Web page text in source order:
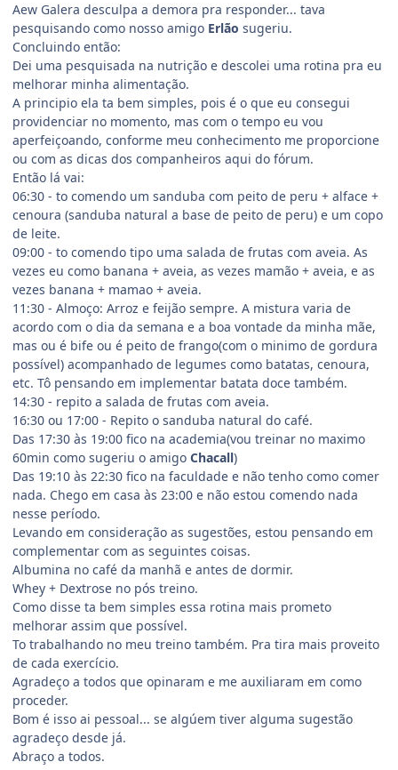
Aew Galera desculpa a demora pra responder... tava
pesquisando como nosso amigo Erlão sugeriu.
Concluindo então:
Dei uma pesquisada na nutrição e descolei uma rotina pra eu
melhorar minha alimentação.
A principio ela ta bem simples, pois é o que eu consegui
providenciar no momento, mas com o tempo eu vou
aperfeiçoando, conforme meu conhecimento me proporcione
ou com as dicas dos companheiros aqui do fórum.
Então lá vai:
06:30 - to comendo um sanduba com peito de peru + alface +
cenoura (sanduba natural a base de peito de peru) e um copo
de leite.
09:00 - to comendo tipo uma salada de frutas com aveia. As
vezes eu como banana + aveia, as vezes mamão + aveia, e as
vezes banana + mamao + aveia.
11:30 - Almoço: Arroz e feijão sempre. A mistura varia de
acordo com o dia da semana e a boa vontade da minha mãe,
mas ou é bife ou é peito de frango(com o minimo de gordura
possível) acompanhado de legumes como batatas, cenoura,
etc. Tô pensando em implementar batata doce também.
14:30 - repito a salada de frutas com aveia.
16:30 ou 17:00 - Repito o sanduba natural do café.
Das 17:30 às 19:00 fico na academia(vou treinar no maximo
60min como sugeriu o amigo Chacall)
Das 19:10 às 22:30 fico na faculdade e não tenho como comer
nada. Chego em casa às 23:00 e não estou comendo nada
nesse período.
Levando em consideração as sugestões, estou pensando em
complementar com as seguintes coisas.
Albumina no café da manhã e antes de dormir.
Whey + Dextrose no pós treino.
Como disse ta bem simples essa rotina mais prometo
melhorar assim que possível.
To trabalhando no meu treino também. Pra tira mais proveito
de cada exercício.
Agradeço a todos que opinaram e me auxiliaram em como
proceder.
Bom é isso ai pessoal... se algúem tiver alguma sugestão
agradeço desde já.
Abraço a todos.